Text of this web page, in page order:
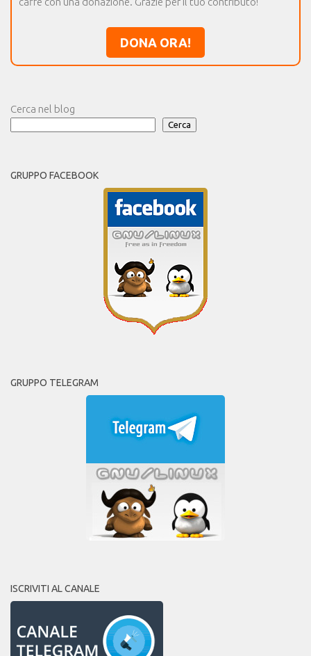
DONA ORA!
Cerca nel blog
Cerca
GRUPPO FACEBOOK
GRUPPO TELEGRAM
ISCRIVITI AL CANALE